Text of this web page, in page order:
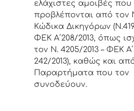
ελάχιστες αμοιβές που
προβλέπονται από τον
Κώδικα Δικηγόρων
ΦΕΚ Α΄208/2013, όπως
τον Ν. 4205/2013 – ΦΕΚ Α΄
242/2013), καθώς και
Παραρτήματα που τον
συνοδεύουν.